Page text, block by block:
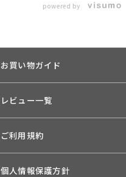
powered by
お買い物ガイド
レビュー一覧
ご利用規約
個人情報保護方針